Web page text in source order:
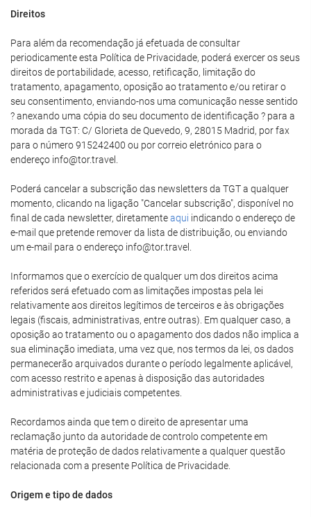
Direitos
Para além da recomendação já efetuada de consultar
periodicamente esta Política de Privacidade, poderá exercer os seus
direitos de portabilidade, acesso, retificação, limitação do
tratamento, apagamento, oposição ao tratamento e/ou retirar o
seu consentimento, enviando-nos uma comunicação nesse sentido
? anexando uma cópia do seu documento de identificação ? para a
morada da TGT: C/ Glorieta de Quevedo, 9, 28015 Madrid, por fax
para o número 915242400 ou por correio eletrónico para o
endereço info@tor.travel.
Poderá cancelar a subscrição das newsletters da TGT a qualquer
momento, clicando na ligação "Cancelar subscrição", disponível no
final de cada newsletter, diretamenteaqui indicando o endereço de
e-mail que pretende remover da lista de distribuição, ou enviando
um e-mail para o endereço info@tor.travel.
Informamos que o exercício de qualquer um dos direitos acima
referidos será efetuado com as limitações impostas pela lei
relativamente aos direitos legítimos de terceiros e às obrigações
legais (fiscais, administrativas, entre outras). Em qualquer caso, a
oposição ao tratamento ou o apagamento dos dados não implica a
sua eliminação imediata, uma vez que, nos termos da lei, os dados
permanecerão arquivados durante o período legalmente aplicável,
com acesso restrito e apenas à disposição das autoridades
administrativas e judiciais competentes.
Recordamos ainda que tem o direito de apresentar uma
reclamação junto da autoridade de controlo competente em
matéria de proteção de dados relativamente a qualquer questão
relacionada com a presente Política de Privacidade.
Origem e tipo de dados